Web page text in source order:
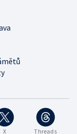
X Threads